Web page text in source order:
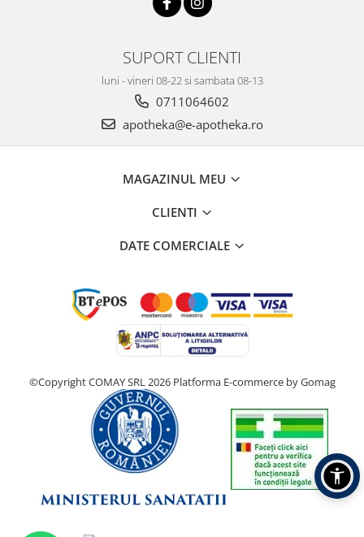
SUPORT CLIENTI
luni - vineri 08-22 si sambata 08-13
0711064602
apotheka@e-apotheka.ro
MAGAZINUL MEU
CLIENTI
DATE COMERCIALE
©Copyright COMAY SRL 2026 Platforma E-commerce by Gomag